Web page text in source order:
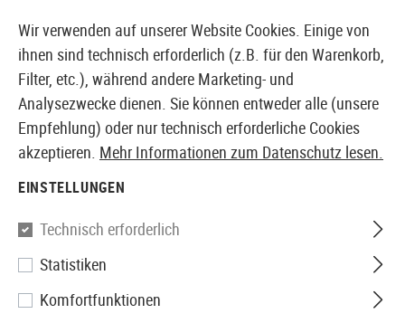
EUROPÄISCHER AIRSOFT SHOP & GROßHÄNDLER
Pirate Arms
LiPo Safety-Bag 18x22 cm
Wir verwenden auf unserer Website Cookies. Einige von
ihnen sind technisch erforderlich (z.B. für den Warenkorb,
Filter, etc.), während andere Marketing- und
Analysezwecke dienen. Sie können entweder alle (unsere
Empfehlung) oder nur technisch erforderliche Cookies
akzeptieren. Mehr Informationen zum Datenschutz lesen.
EINSTELLUNGEN
Technisch erforderlich
Statistiken
Komfortfunktionen